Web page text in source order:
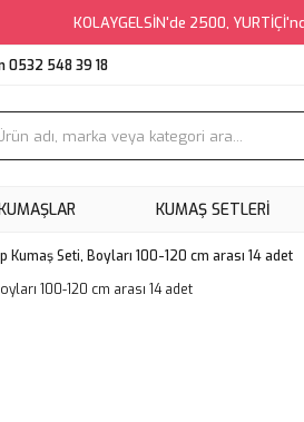
KOLAYGELSİN'de 2500,
0532 548 39 18
KUMAŞ SETLERI
Kumaş Seti, Boyları 100-120 cm arası 14 adet